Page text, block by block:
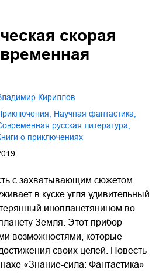
скорая
Владимир Кириллов
приключения, научная фантастика,
современная русская литература,
книги о приключениях
с захватывающим сюжетом.
в куске угля удивительный
инопланетянином во
Земля. Этот прибор
возможностями, которые
своих целей. Повесть
«Знание-сила: Фантастика»